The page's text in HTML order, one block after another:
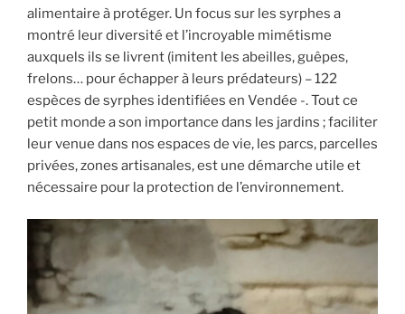
alimentaire à protéger. Un focus sur les syrphes a
montré leur diversité et l’incroyable mimétisme
auxquels ils se livrent (imitent les abeilles, guêpes,
frelons… pour échapper à leurs prédateurs) – 122
espèces de syrphes identifiées en Vendée -. Tout ce
petit monde a son importance dans les jardins ; faciliter
leur venue dans nos espaces de vie, les parcs, parcelles
privées, zones artisanales, est une démarche utile et
nécessaire pour la protection de l’environnement.